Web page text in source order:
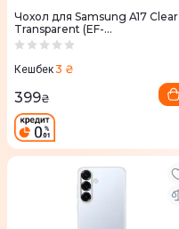
Чохол для Samsung A17 Clear
Transparent (EF-
QA176CTEGWW)
Кешбек3 ₴
399₴